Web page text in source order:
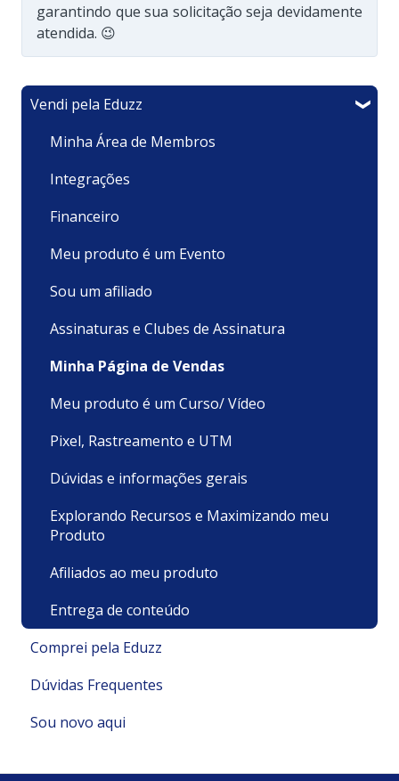
garantindo que sua solicitação seja devidamente
atendida. 😉
Vendi pela Eduzz
Minha Área de Membros
Integrações
Financeiro
Meu produto é um Evento
Sou um afiliado
Assinaturas e Clubes de Assinatura
Minha Página de Vendas
Meu produto é um Curso/ Vídeo
Pixel, Rastreamento e UTM
Dúvidas e informações gerais
Explorando Recursos e Maximizando meu
Produto
Afiliados ao meu produto
Entrega de conteúdo
Comprei pela Eduzz
Suporte Técnico
Pagamentos e Faturamento
Dúvidas Frequentes
Pagamento
Sou novo aqui